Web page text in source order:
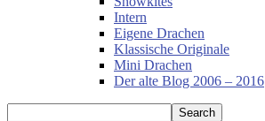
Intern
Eigene Drachen
Klassische Originale
Mini Drachen
Der alte Blog 2006 – 2016